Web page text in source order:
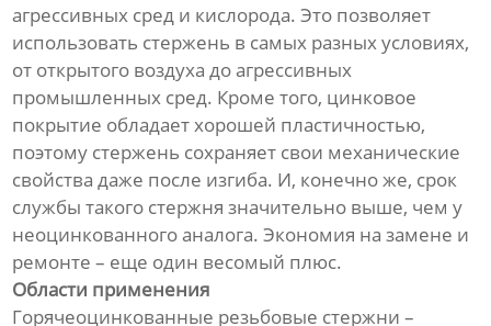
агрессивных сред и кислорода. Это позволяет
использовать стержень в самых разных условиях,
от открытого воздуха до агрессивных
промышленных сред. Кроме того, цинковое
покрытие обладает хорошей пластичностью,
поэтому стержень сохраняет свои механические
свойства даже после изгиба. И, конечно же, срок
службы такого стержня значительно выше, чем у
неоцинкованного аналога. Экономия на замене и
ремонте – еще один весомый плюс.
Области применения
Горячеоцинкованные резьбовые стержни –